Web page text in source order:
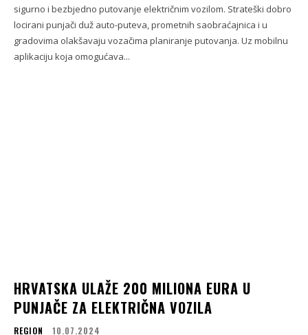
sigurno i bezbjedno putovanje električnim vozilom. Strateški dobro
locirani punjači duž auto-puteva, prometnih saobraćajnica i u
gradovima olakšavaju vozačima planiranje putovanja. Uz mobilnu
aplikaciju koja omogućava...
HRVATSKA ULAŽE 200 MILIONA EURA U
PUNJAČE ZA ELEKTRIČNA VOZILA
REGION 10.07.2024